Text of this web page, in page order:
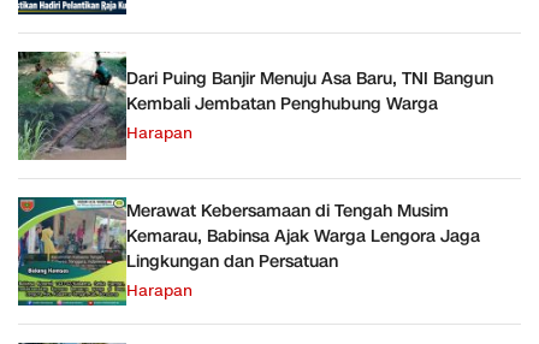
Dari Puing Banjir Menuju Asa Baru, TNI Bangun
Kembali Jembatan Penghubung Warga
Harapan
Merawat Kebersamaan di Tengah Musim
Kemarau, Babinsa Ajak Warga Lengora Jaga
Lingkungan dan Persatuan
Harapan